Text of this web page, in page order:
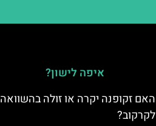
איפה לישון?
האם זקופנה יקרה או זולה בהשוואה
לקרקוב?